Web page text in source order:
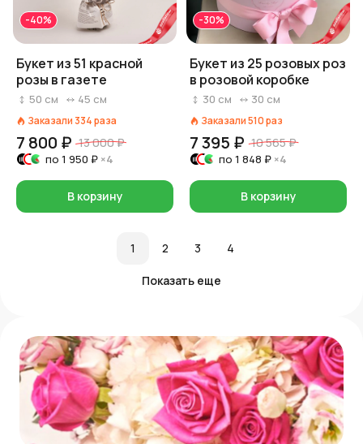
-40%
Букет из 51 красной
розы в газете
50 см 45 см
Заказали 334раза
7 800 ₽ 13 000 ₽
по 1 950 ₽ ×4
В корзину
-30%
Букет из 25 розовых роз
в розовой коробке
30 см 30 см
Заказали510раз
7 395 ₽ 10 565 ₽
по 1 848 ₽ ×4
В корзину
1 2 3 4
Показать еще